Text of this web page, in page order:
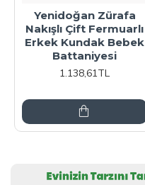
Yenidoğan Zürafa
Nakışlı Çift Fermuarlı
Erkek Kundak Bebek
Battaniyesi
1.138,61TL